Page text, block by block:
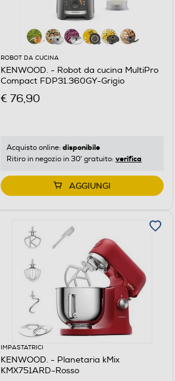
ROBOT DA CUCINA
KENWOOD. - Robot da cucina MultiPro
Compact FDP31.360GY-Grigio
€ 76,90
Acquisto online: disponibile
Ritiro in negozio in 30' gratuito: verifica
AGGIUNGI
IMPASTATRICI
KENWOOD. - Planetaria kMix
KMX751ARD-Rosso